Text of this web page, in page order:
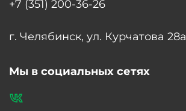
+7 (351) 200-36-26
г. Челябинск, ул. Курчатова 28а
Мы в социальных сетях